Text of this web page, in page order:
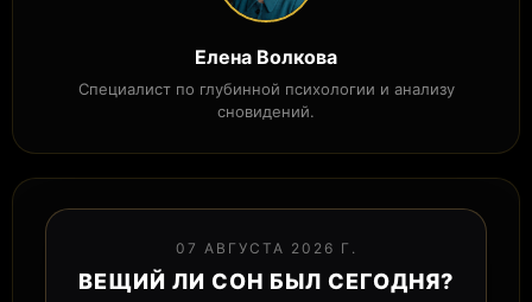
Елена Волкова
Специалист по глубинной психологии и анализу
сновидений.
07 АВГУСТА 2026 Г.
ВЕЩИЙ ЛИ СОН БЫЛ СЕГОДНЯ?